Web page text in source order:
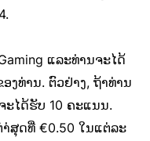
ແລະທ່ານຈະໄດ້
ງທ່ານ. ຕົວຢ່າງ, ຖ້າທ່ານ
ໄດ້ຮັບ 10 ຄະແນນ.
ສຸດທີ່ €0.50 ໃນແຕ່ລະ